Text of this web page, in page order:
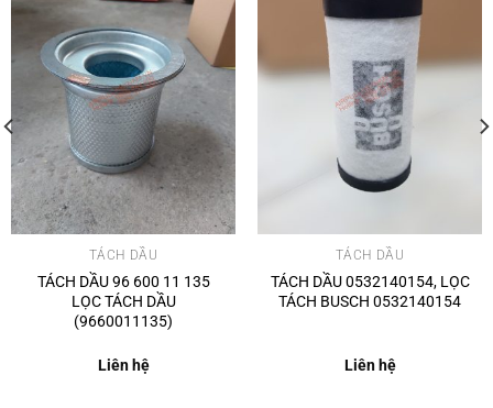
TÁCH DẦU
TÁCH DẦU 96 600 11 135
LỌC TÁCH DẦU
(9660011135)
Liên hệ
TÁCH DẦU
TÁCH DẦU 0532140154, LỌC
TÁCH BUSCH 0532140154
Liên hệ